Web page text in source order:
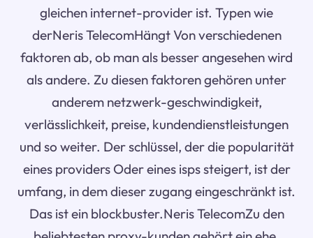
gleichen internet-provider ist. Typen wie
derNeris TelecomHängt Von verschiedenen
faktoren ab, ob man als besser angesehen wird
als andere. Zu diesen faktoren gehören unter
anderem netzwerk-geschwindigkeit,
verlässlichkeit, preise, kundendienstleistungen
und so weiter. Der schlüssel, der die popularität
eines providers Oder eines isps steigert, ist der
umfang, in dem dieser zugang eingeschränkt ist.
Das ist ein blockbuster.Neris TelecomZu den